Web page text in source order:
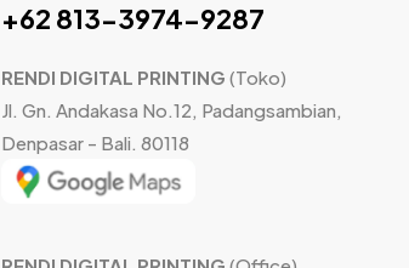
+62 813-3974-9287
RENDI DIGITAL PRINTING (Toko)
Jl. Gn. Andakasa No.12, Padangsambian,
Denpasar - Bali. 80118